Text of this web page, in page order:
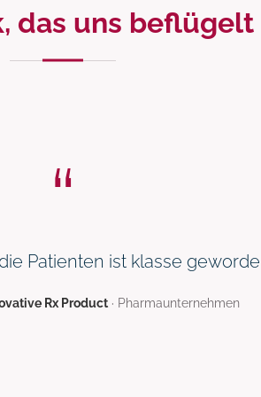
das uns beflügelt
Patienten ist klasse
Rx Product· Pharmaunternehmen